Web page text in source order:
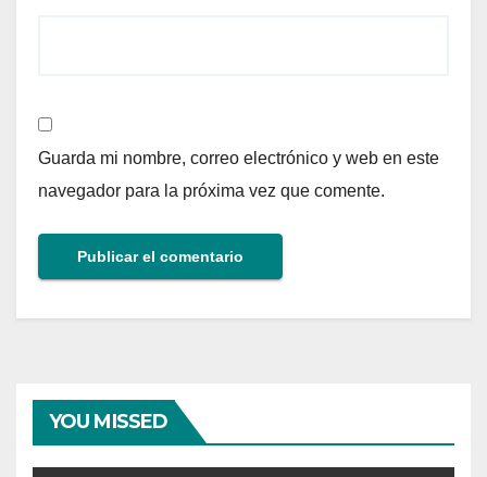
Guarda mi nombre, correo electrónico y web en este
navegador para la próxima vez que comente.
YOU MISSED